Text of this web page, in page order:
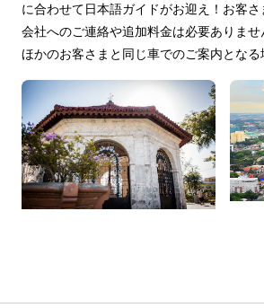
に合わせて日本語ガイドがお迎え！お客
会社へのご連絡や追加料金は必要ありませ
ほかのお客さまと同じ車でのご案内となる